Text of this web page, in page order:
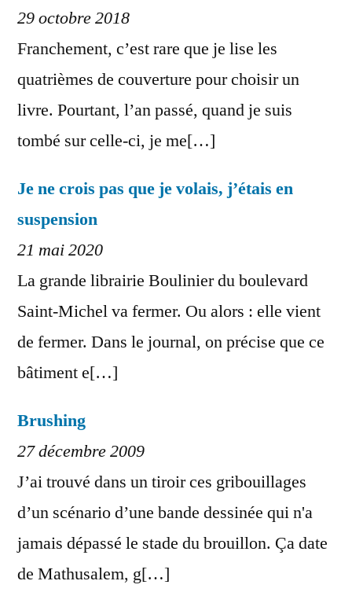
29 octobre 2018
Franchement, c’est rare que je lise les
quatrièmes de couverture pour choisir un
livre. Pourtant, l’an passé, quand je suis
tombé sur celle-ci, je me[…]
Je ne crois pas que je volais, j’étais en
suspension
21 mai 2020
La grande librairie Boulinier du boulevard
Saint-Michel va fermer. Ou alors : elle vient
de fermer. Dans le journal, on précise que ce
bâtiment e[…]
Brushing
27 décembre 2009
J’ai trouvé dans un tiroir ces gribouillages
d’un scénario d’une bande dessinée qui n'a
jamais dépassé le stade du brouillon. Ça date
de Mathusalem, g[…]